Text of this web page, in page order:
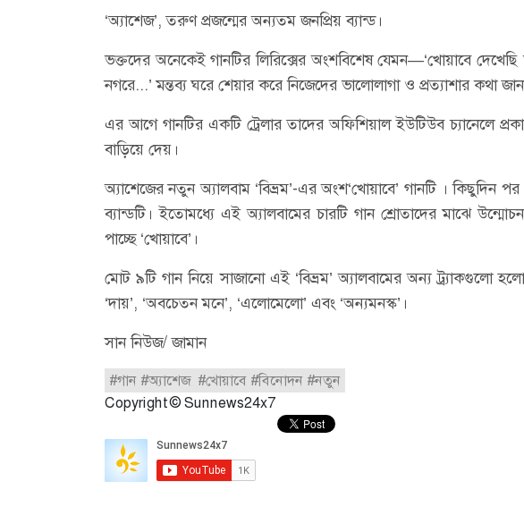
‘অ্যাশেজ’, তরুণ প্রজন্মের অন্যতম জনপ্রিয় ব্যান্ড।
ভক্তদের অনেকেই গানটির লিরিক্সের অংশবিশেষ যেমন—‘খোয়াবে
নগরে...’ মন্তব্য ঘরে শেয়ার করে নিজেদের ভালোলাগা ও প্রত্যাশার কথা
এর আগে গানটির একটি ট্রেলার তাদের অফিশিয়াল ইউটিউব চ্যানেলে
বাড়িয়ে দেয়।
অ্যাশেজের নতুন অ্যালবাম ‘বিভ্রম’-এর অংশ‘খোয়াবে’ গানটি ।
ব্যান্ডটি। ইতোমধ্যে এই অ্যালবামের চারটি গান শ্রোতাদের মাঝে
পাচ্ছে ‘খোয়াবে’।
মোট ৯টি গান নিয়ে সাজানো এই ‘বিভ্রম’ অ্যালবামের অন্য ট্র্যাকগুলো হলো,
‘দায়’, ‘অবচেতন মনে’, ‘এলোমেলো’ এবং ‘অন্যমনস্ক’।
সান নিউজ/ জামান
#গান #অ্যাশেজ #খোয়াবে #বিনোদন #নতুন
Copyright © Sunnews24x7